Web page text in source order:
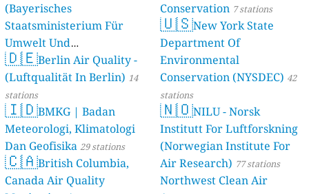
(Bayerisches
Staatsministerium Für
Umwelt Und
Verbraucherschutz) - LfU
46 stations
🇩🇪Berlin Air Quality -
(Luftqualität In Berlin) 14
stations
🇮🇩BMKG | Badan
Meteorologi, Klimatologi
Dan Geofisika 29 stations
🇨🇦British Columbia,
Canada Air Quality
Conservation 7 stations
🇺🇸New York State
Department Of
Environmental
Conservation (NYSDEC) 42
stations
🇳🇴NILU - Norsk
Institutt For Luftforskning
(Norwegian Institute For
Air Research) 77 stations
Northwest Clean Air